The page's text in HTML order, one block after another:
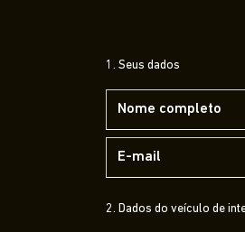
1. Seus dados
2. Dados do veículo de